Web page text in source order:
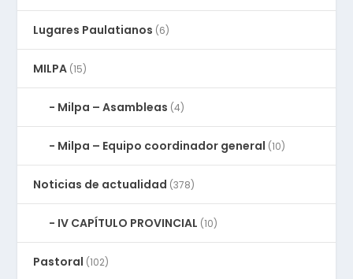
Lugares Paulatianos (6)
MILPA (15)
Milpa – Asambleas (4)
Milpa – Equipo coordinador general (10)
Noticias de actualidad (378)
IV CAPÍTULO PROVINCIAL (10)
Pastoral (102)